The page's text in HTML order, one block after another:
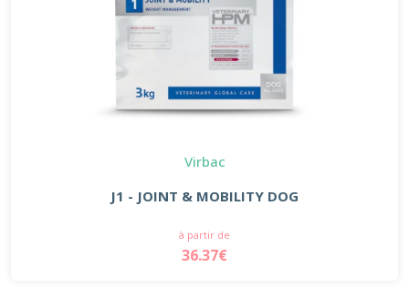
Virbac
J1 - JOINT & MOBILITY DOG
à partir de
36.37€